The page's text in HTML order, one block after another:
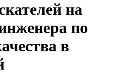
на
по
в